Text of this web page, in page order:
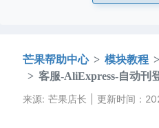
芒果帮助中心 模块教程
客服-AliExpress-自动刊
来源: 芒果店长 | 更新时间：